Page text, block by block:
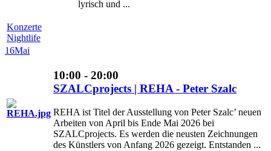
lyrisch und ...
Konzerte
Nightlife
16Mai
10:00 - 20:00
SZALCprojects | REHA - Peter Szalc
REHA ist Titel der Ausstellung von Peter Szalc’ neuen
Arbeiten von April bis Ende Mai 2026 bei
SZALCprojects. Es werden die neusten Zeichnungen
des Künstlers von Anfang 2026 gezeigt. Entstanden ...